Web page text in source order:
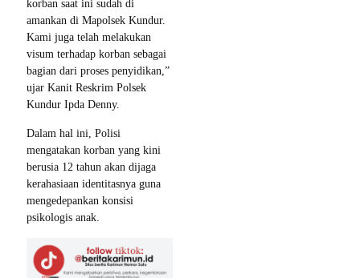
korban saat ini sudah di
amankan di Mapolsek Kundur.
Kami juga telah melakukan
visum terhadap korban sebagai
bagian dari proses penyidikan,”
ujar Kanit Reskrim Polsek
Kundur Ipda Denny.
Dalam hal ini, Polisi
mengatakan korban yang kini
berusia 12 tahun akan dijaga
kerahasiaan identitasnya guna
mengedepankan konsisi
psikologis anak.